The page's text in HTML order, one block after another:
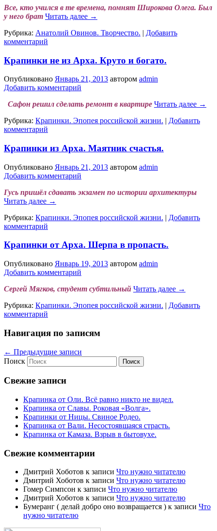
Все, кто учился в те времена, помнят Широкова Олега. Был
у него брат Читать далее →
Рубрика: Анатолий Овинов. Творчество. | Добавить
комментарий
Крапинки не из Арха. Круто и богато.
Опубликовано Январь 21, 2013 автором admin
Добавить комментарий
Сафон решил сделать ремонт в квартире Читать далее →
Рубрика: Крапинки. Эпопея российской жизни. | Добавить
комментарий
Крапинки из Арха. Маятник счастья.
Опубликовано Январь 21, 2013 автором admin
Добавить комментарий
Гусь пришёл сдавать экзамен по истории архитектуры
Читать далее →
Рубрика: Крапинки. Эпопея российской жизни. | Добавить
комментарий
Крапинки от Арха. Шерпа в пропасть.
Опубликовано Январь 19, 2013 автором admin
Добавить комментарий
Сергей Мягков, студент субтильный Читать далее →
Рубрика: Крапинки. Эпопея российской жизни. | Добавить
комментарий
Навигация по записям
← Предыдущие записи
Поиск
Свежие записи
Крапинка от Оли. Всё равно никто не видел.
Крапинка от Славы. Роковая «Волга».
Крапинки от Ницы. Свиное Родео.
Крапинка от Вали. Несостоявшаяся страсть.
Крапинка от Камаза. Взрыв в бытовухе.
Свежие комментарии
Дмитрий Хоботов к записи Что нужно читателю
Дмитрий Хоботов к записи Что нужно читателю
Гомер Симпсон к записи Что нужно читателю
Дмитрий Хоботов к записи Что нужно читателю
Бумеранг ( делай добро оно возвращается ) к записи Что
нужно читателю